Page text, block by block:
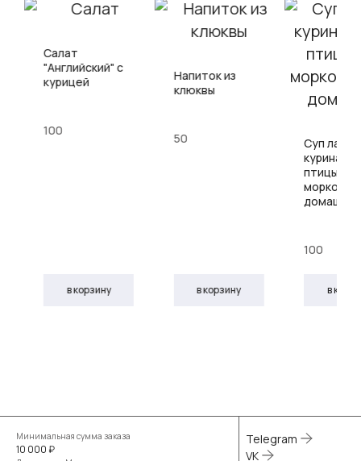
Салат
"Английский" с
курицей
100
в корзину
Напиток из
клюквы
50
в корзину
Суп
куриная
птицы,
морковь,
100
в
Минимальная сумма заказа
10 000 ₽
Telegram
VK